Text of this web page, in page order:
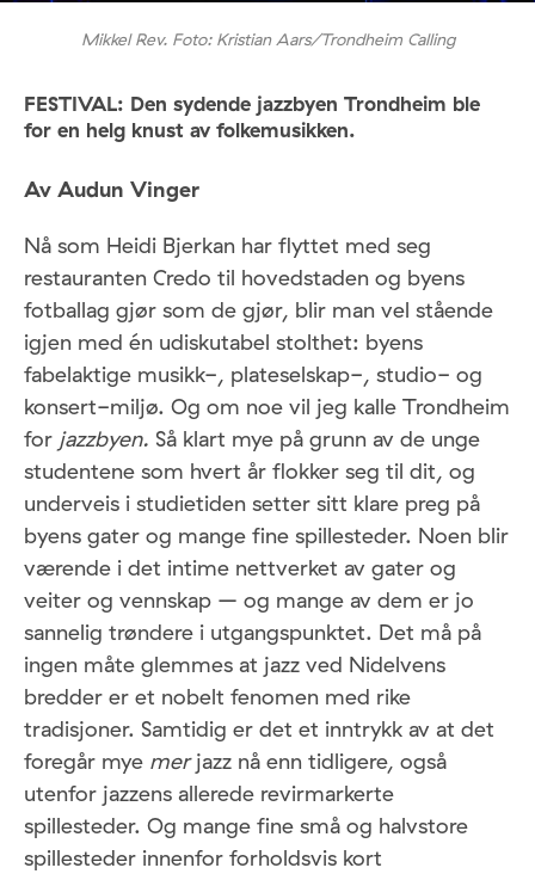
Mikkel Rev. Foto: Kristian Aars/Trondheim Calling
FESTIVAL: Den sydende jazzbyen Trondheim ble
for en helg knust av folkemusikken.
Av Audun Vinger
Nå som Heidi Bjerkan har flyttet med seg
restauranten Credo til hovedstaden og byens
fotballag gjør som de gjør, blir man vel stående
igjen med én udiskutabel stolthet: byens
fabelaktige musikk-, plateselskap-, studio- og
konsert-miljø. Og om noe vil jeg kalle Trondheim
for jazzbyen. Så klart mye på grunn av de unge
studentene som hvert år flokker seg til dit, og
underveis i studietiden setter sitt klare preg på
byens gater og mange fine spillesteder. Noen blir
værende i det intime nettverket av gater og
veiter og vennskap – og mange av dem er jo
sannelig trøndere i utgangspunktet. Det må på
ingen måte glemmes at jazz ved Nidelvens
bredder er et nobelt fenomen med rike
tradisjoner. Samtidig er det et inntrykk av at det
foregår mye merjazz nå enn tidligere, også
utenfor jazzens allerede revirmarkerte
spillesteder. Og mange fine små og halvstore
spillesteder innenfor forholdsvis kort